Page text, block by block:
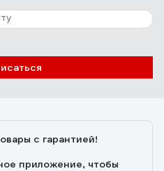
с гарантией!
приложение, чтобы